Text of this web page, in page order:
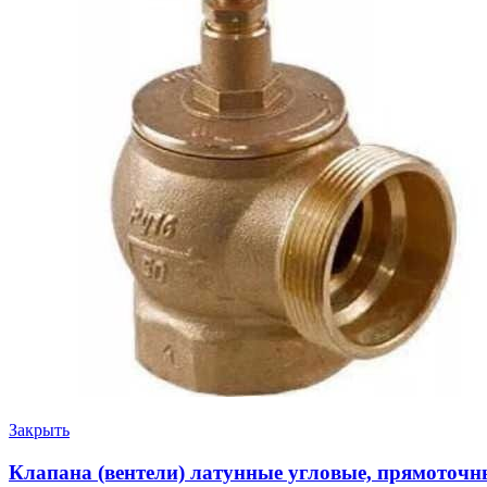
Закрыть
Клапана (вентели) латунные угловые,